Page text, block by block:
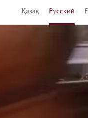
Қазақ Русский